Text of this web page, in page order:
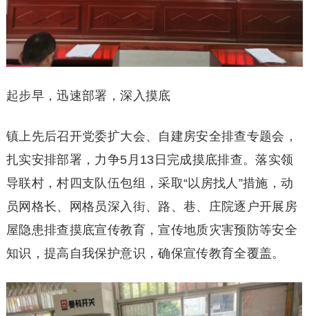
起步早，迅速部署，深入摸底
镇上先后召开党委扩大会、自建房安全排查专题会，
扎实安排部署，力争5月13日完成摸底排查。落实领
导联村，村四支队伍包组，采取“以房找人”措施，动
员网格长、网格员深入街、路、巷、庄院逐户开展房
屋隐患排查摸底宣传教育，宣传地质灾害预防等安全
知识，提高自我保护意识，确保宣传教育全覆盖。